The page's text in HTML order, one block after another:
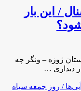
/ این بار
ژوزه – ونگر چه
دیداری …